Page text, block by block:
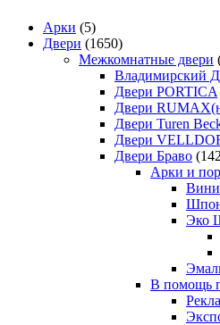
Арки (5)
Двери (1650)
Межкомнатные двери
Владимирский
Двери PORTICA
Двери
Двери Turen
Двери
Двери Браво
Арки и
Эко
В помощь